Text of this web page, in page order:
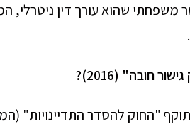
משפחתי שהוא עורך דין ניטרלי,
חובה" (2016)
?
נכנס לתוקף "החוק להסדר